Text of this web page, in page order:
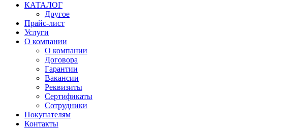
КАТАЛОГ
Другое
Прайс-лист
Услуги
О компании
О компании
Договора
Гарантии
Вакансии
Реквизиты
Сертификаты
Сотрудники
Покупателям
Контакты